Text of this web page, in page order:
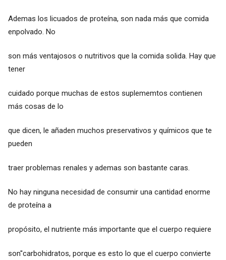
Ademas los licuados de proteína, son nada más que comida
enpolvado. No
son más ventajosos o nutritivos que la comida solida. Hay que
tener
cuidado porque muchas de estos suplememtos contienen
más cosas de lo
que dicen, le añaden muchos preservativos y químicos que te
pueden
traer problemas renales y ademas son bastante caras.
No hay ninguna necesidad de consumir una cantidad enorme
de proteína a
propósito, el nutriente más importante que el cuerpo requiere
son''carbohidratos, porque es esto lo que el cuerpo convierte